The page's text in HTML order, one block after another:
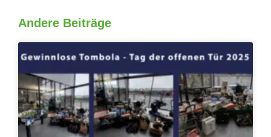
Andere Beiträge
SeiteSeiteSeiteSeite